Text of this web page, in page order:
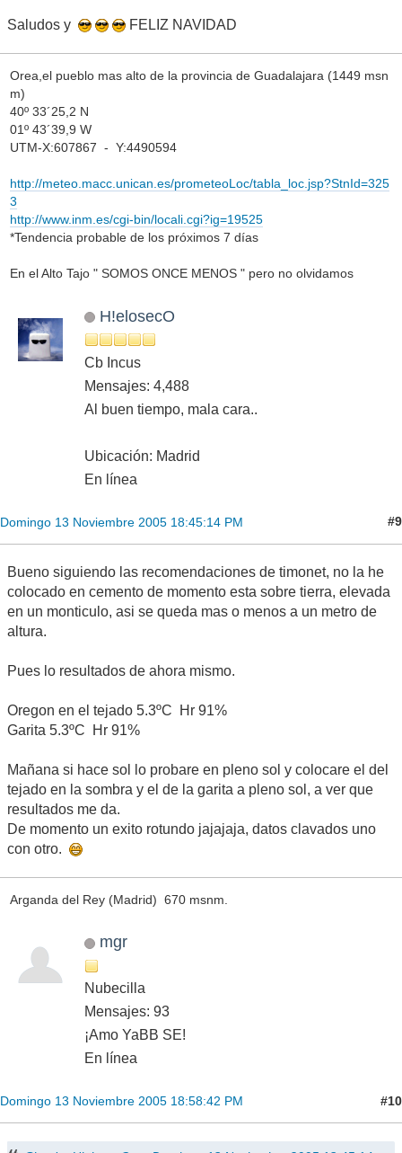
Saludos y FELIZ NAVIDAD
Orea,el pueblo mas alto de la provincia de Guadalajara (1449 msn
m)
40º 33´25,2 N
01º 43´39,9 W
UTM-X:607867 - Y:4490594
http://meteo.macc.unican.es/prometeoLoc/tabla_loc.jsp?StnId=325
3
http://www.inm.es/cgi-bin/locali.cgi?ig=19525
*Tendencia probable de los próximos 7 días
En el Alto Tajo " SOMOS ONCE MENOS " pero no olvidamos
H!elosecO
Cb Incus
Mensajes: 4,488
Al buen tiempo, mala cara..
Ubicación: Madrid
En línea
Domingo 13 Noviembre 2005 18:45:14 PM #9
Bueno siguiendo las recomendaciones de timonet, no la he
colocado en cemento de momento esta sobre tierra, elevada
en un monticulo, asi se queda mas o menos a un metro de
altura.
Pues lo resultados de ahora mismo.
Oregon en el tejado 5.3ºC Hr 91%
Garita 5.3ºC Hr 91%
Mañana si hace sol lo probare en pleno sol y colocare el del
tejado en la sombra y el de la garita a pleno sol, a ver que
resultados me da.
De momento un exito rotundo jajajaja, datos clavados uno
con otro.
Arganda del Rey (Madrid) 670 msnm.
mgr
Nubecilla
Mensajes: 93
¡Amo YaBB SE!
En línea
Domingo 13 Noviembre 2005 18:58:42 PM #10